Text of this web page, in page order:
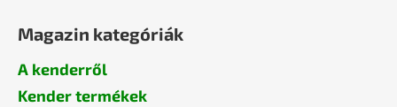
Magazin kategóriák
A kenderről
Kender termékek